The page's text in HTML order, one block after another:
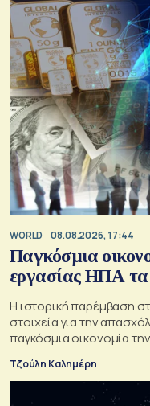
WORLD 08.08.2026, 17:44
Παγκόσμια
εργασίας ΗΠΑ τα
Η ιστορική παρέμβαση
στοιχεία για την
παγκόσμια οικονομία
Τζούλη Καλημέρη